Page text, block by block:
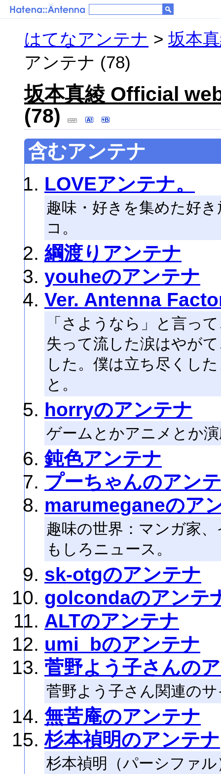
はてなアンテナ > 坂本
アンテナ (78)
坂本真綾 Official
(78)
含むアンテナ
LOVEアンテナ。
趣味・好きを集めた好
コ。
綱渡りアンテナ
youheのアンテナ
Ver. Antenna
「さようなら」と言っ
失って流した涙はやが
した。僕は立ち尽くし
と。
horryのアンテナ
ゲームとかアニメとか
鈍色アンテナ
プーちゃんのアン
marumeganeのア
趣味の世界：マンガ家
もしろニュース。
sk-otgのアンテナ
golcondaのアンテ
ALTのアンテナ
umi_bのアンテナ
菅野よう子さんの
菅野よう子さん関連の
無苦庵のアンテナ
杉本禎明のアンテナ
杉本禎明（パーシファ